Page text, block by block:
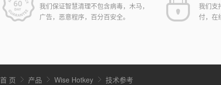
我们保证智慧清理不包含病毒，木马，
广告，恶意程序，百分百安全。
我们支
付，在
首 页 产品 Wise Hotkey 技术参考